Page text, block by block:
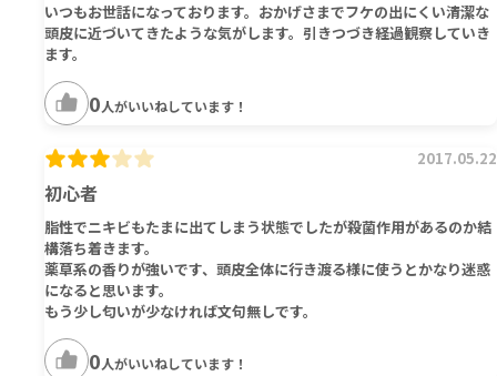
いつもお世話になっております。おかげさまでフケの出にくい清潔な
頭皮に近づいてきたような気がします。引きつづき経過観察していき
ます。
0人がいいねしています！
初心者
2017.05.22
脂性でニキビもたまに出てしまう状態でしたが殺菌作用があるのか結
構落ち着きます。
薬草系の香りが強いです、頭皮全体に行き渡る様に使うとかなり迷惑
になると思います。
もう少し匂いが少なければ文句無しです。
0人がいいねしています！